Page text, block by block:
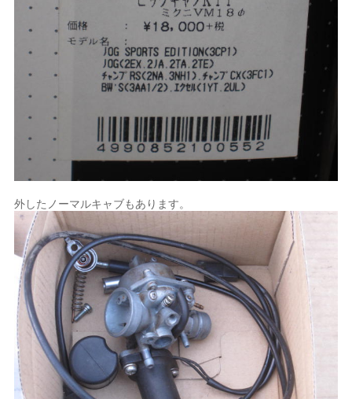
外したノーマルキャブもあります。